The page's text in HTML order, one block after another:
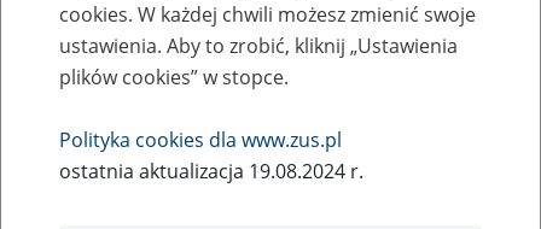
Zaproś ZUS do siebie - zakładanie profili
eZUS w siedzibie Twojej firmy
Rodzaj wydarzenia
Szkolenia
cookies. W każdej chwili możesz zmienić swoje
ustawienia. Aby to zrobić, kliknij „Ustawienia
plików cookies” w stopce.
Polityka cookies dla www.zus.pl
ostatnia aktualizacja 19.08.2024 r.